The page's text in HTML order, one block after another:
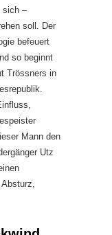
sich –
soll. Der
befeuert
so beginnt
Trössners in
Mann den
Utz